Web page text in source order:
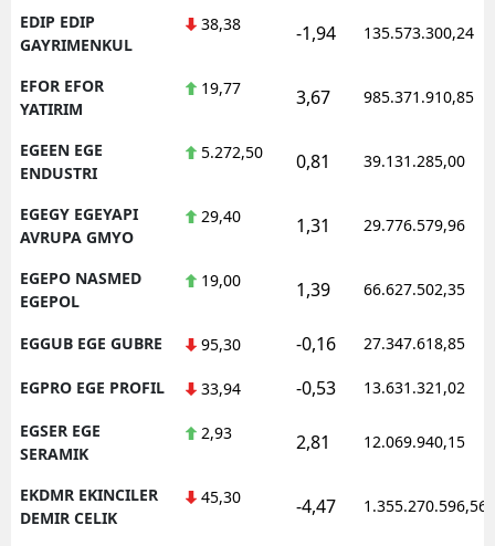
EDIP EDIP
GAYRIMENKUL
38,38 -1,94 135.573.300,24
EFOR EFOR
YATIRIM
19,77 3,67 985.371.910,85
EGEEN EGE
ENDUSTRI
5.272,50 0,81 39.131.285,00
EGEGY EGEYAPI
AVRUPA GMYO
29,40 1,31 29.776.579,96
EGEPO NASMED
EGEPOL
19,00 1,39 66.627.502,35
EGGUB EGE GUBRE 95,30 -0,16 27.347.618,85
EGPRO EGE PROFIL 33,94 -0,53 13.631.321,02
EGSER EGE
SERAMIK
2,93 2,81 12.069.940,15
EKDMR EKINCILER
DEMIR CELIK
45,30 -4,47 1.355.270.596,56